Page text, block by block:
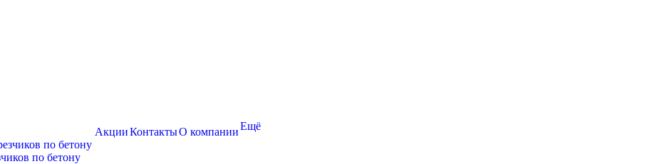
по бетону
АкцииКонтактыО компанииЕщё